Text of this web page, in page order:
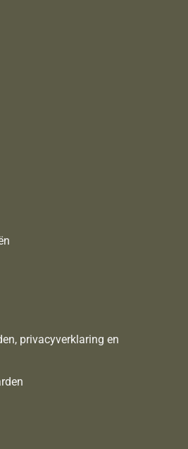
privacyverklaring en